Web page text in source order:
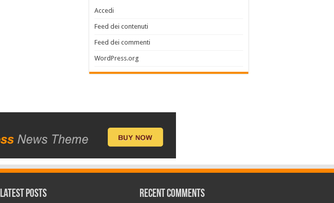
Accedi
Feed dei contenuti
Feed dei commenti
WordPress.org
Latest Posts Recent Comments